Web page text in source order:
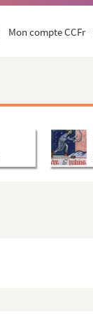
Mon compte CCFr